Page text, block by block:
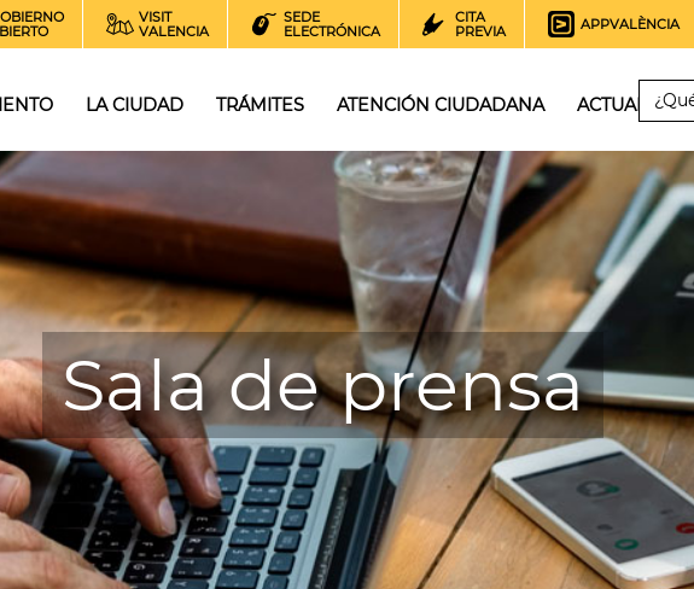
VISIT
VALENCIA
SEDE
ELECTRÓNICA
CITA
PREVIA
APPVALÈNCIA
LA CIUDAD TRÁMITES ATENCIÓN CIUDADANA ACTUALIDAD
Sala de prensa